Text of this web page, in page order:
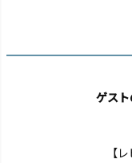
ゲスト
【